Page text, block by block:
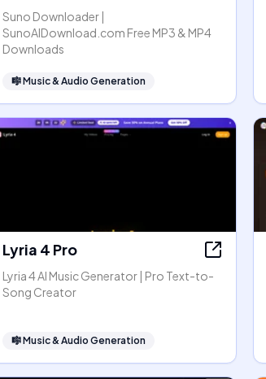
Suno Downloader |
SunoAIDownload.com Free MP3 & MP4
Downloads
🎼Music & Audio Generation
Lyria 4 Pro
Lyria 4 AI Music Generator | Pro Text-to-
Song Creator
🎼Music & Audio Generation